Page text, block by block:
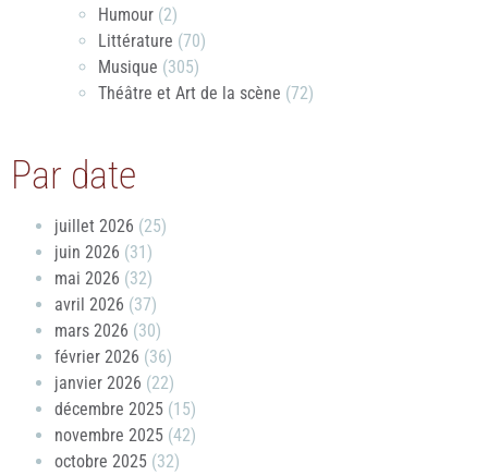
Humour (2)
Littérature (70)
Musique (305)
Théâtre et Art de la scène (72)
Par date
juillet 2026 (25)
juin 2026 (31)
mai 2026 (32)
avril 2026 (37)
mars 2026 (30)
février 2026 (36)
janvier 2026 (22)
décembre 2025 (15)
novembre 2025 (42)
octobre 2025 (32)